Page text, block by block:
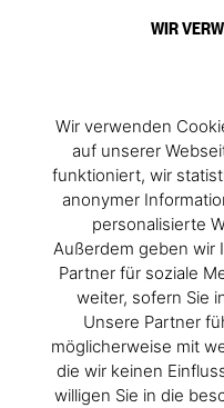
WIR
Wir verwenden
auf unserer
funktioniert, wir
anonymer
personalisierte
Außerdem geben wir
Partner für soziale
weiter, sofern Sie
Unsere Partner
möglicherweise mit
die wir keinen
willigen Sie in die
Anton
A signing